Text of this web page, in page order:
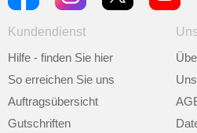
Kundendienst
Hilfe - finden Sie hier
So erreichen Sie uns
Auftragsübersicht
Gutschriften